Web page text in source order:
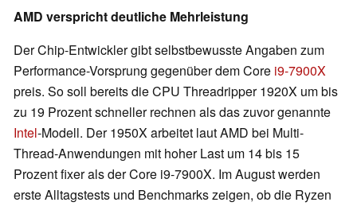
AMD verspricht deutliche Mehrleistung
Der Chip-Entwickler gibt selbstbewusste Angaben zum
Performance-Vorsprung gegenüber dem Core i9-7900X
preis. So soll bereits die CPU Threadripper 1920X um bis
zu 19 Prozent schneller rechnen als das zuvor genannte
Intel-Modell. Der 1950X arbeitet laut AMD bei Multi-
Thread-Anwendungen mit hoher Last um 14 bis 15
Prozent fixer als der Core i9-7900X. Im August werden
erste Alltagstests und Benchmarks zeigen, ob die Ryzen